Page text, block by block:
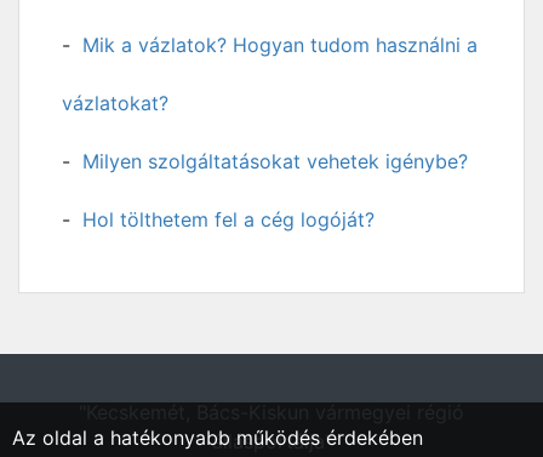
Mik a vázlatok? Hogyan tudom használni a
vázlatokat?
Milyen szolgáltatásokat vehetek igénybe?
Hol tölthetem fel a cég logóját?
állásportálja"
Az oldal a hatékonyabb működés érdekében